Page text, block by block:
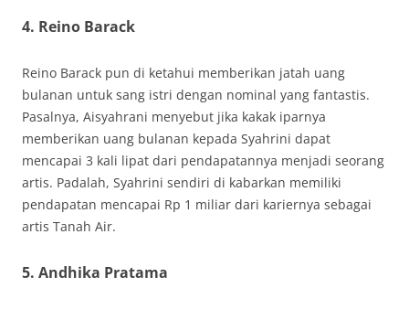
4. Reino Barack
Reino Barack pun di ketahui memberikan jatah uang
bulanan untuk sang istri dengan nominal yang fantastis.
Pasalnya, Aisyahrani menyebut jika kakak iparnya
memberikan uang bulanan kepada Syahrini dapat
mencapai 3 kali lipat dari pendapatannya menjadi seorang
artis. Padalah, Syahrini sendiri di kabarkan memiliki
pendapatan mencapai Rp 1 miliar dari kariernya sebagai
artis Tanah Air.
5. Andhika Pratama